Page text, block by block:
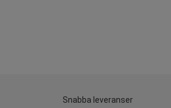
Snabba leveranser